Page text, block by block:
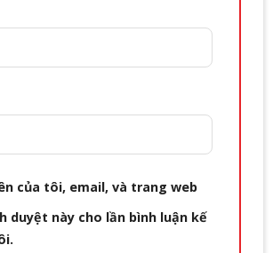
của tôi, email, và trang web
duyệt này cho lần bình luận kế